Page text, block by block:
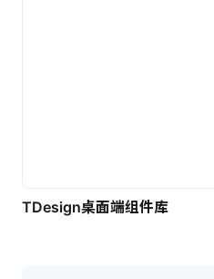
TDesign桌面端组件库